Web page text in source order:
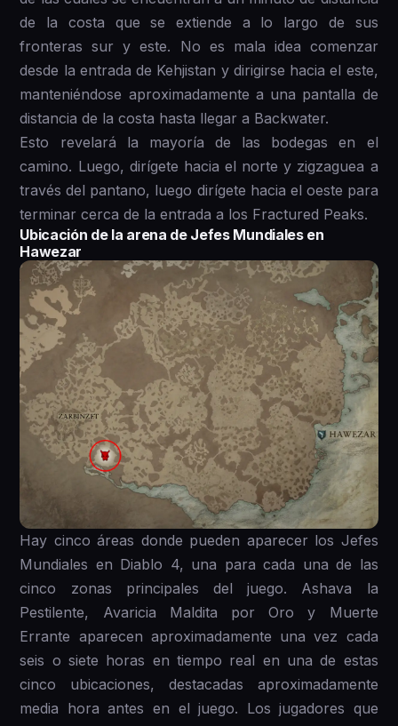
de la costa que se extiende a lo largo de sus
fronteras sur y este. No es mala idea comenzar
desde la entrada de Kehjistan y dirigirse hacia el este,
manteniéndose aproximadamente a una pantalla de
distancia de la costa hasta llegar a Backwater.
Esto revelará la mayoría de las bodegas en el
camino. Luego, dirígete hacia el norte y zigzaguea a
través del pantano, luego dirígete hacia el oeste para
terminar cerca de la entrada a los Fractured Peaks.
Ubicación de la arena de Jefes Mundiales en
Hawezar
Hay cinco áreas donde pueden aparecer los Jefes
Mundiales en Diablo 4, una para cada una de las
cinco zonas principales del juego. Ashava la
Pestilente, Avaricia Maldita por Oro y Muerte
Errante aparecen aproximadamente una vez cada
seis o siete horas en tiempo real en una de estas
cinco ubicaciones, destacadas aproximadamente
media hora antes en el juego. Los jugadores que